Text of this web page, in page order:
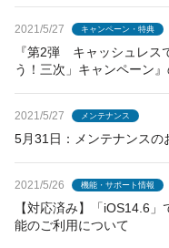
2021/5/27 キャンペーン・特典
『第2弾 キャッシュレス
う！三次」キャンペーン
2021/5/27 メンテナンス
5月31日：メンテナンスの
2021/5/26 機能・サポート情報
【対応済み】「iOS14.6
能のご利用について